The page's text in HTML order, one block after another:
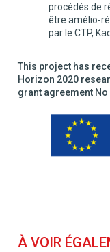
procédés de
être amélio-
par le CTP,
This project has
Horizon 2020
grant agreement No
À VOIR